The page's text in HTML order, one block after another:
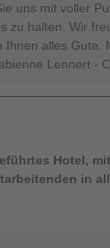
uns mit voller
zu halten. Wir
Ihnen alles Gute.
Lennert -
Hotel,
in